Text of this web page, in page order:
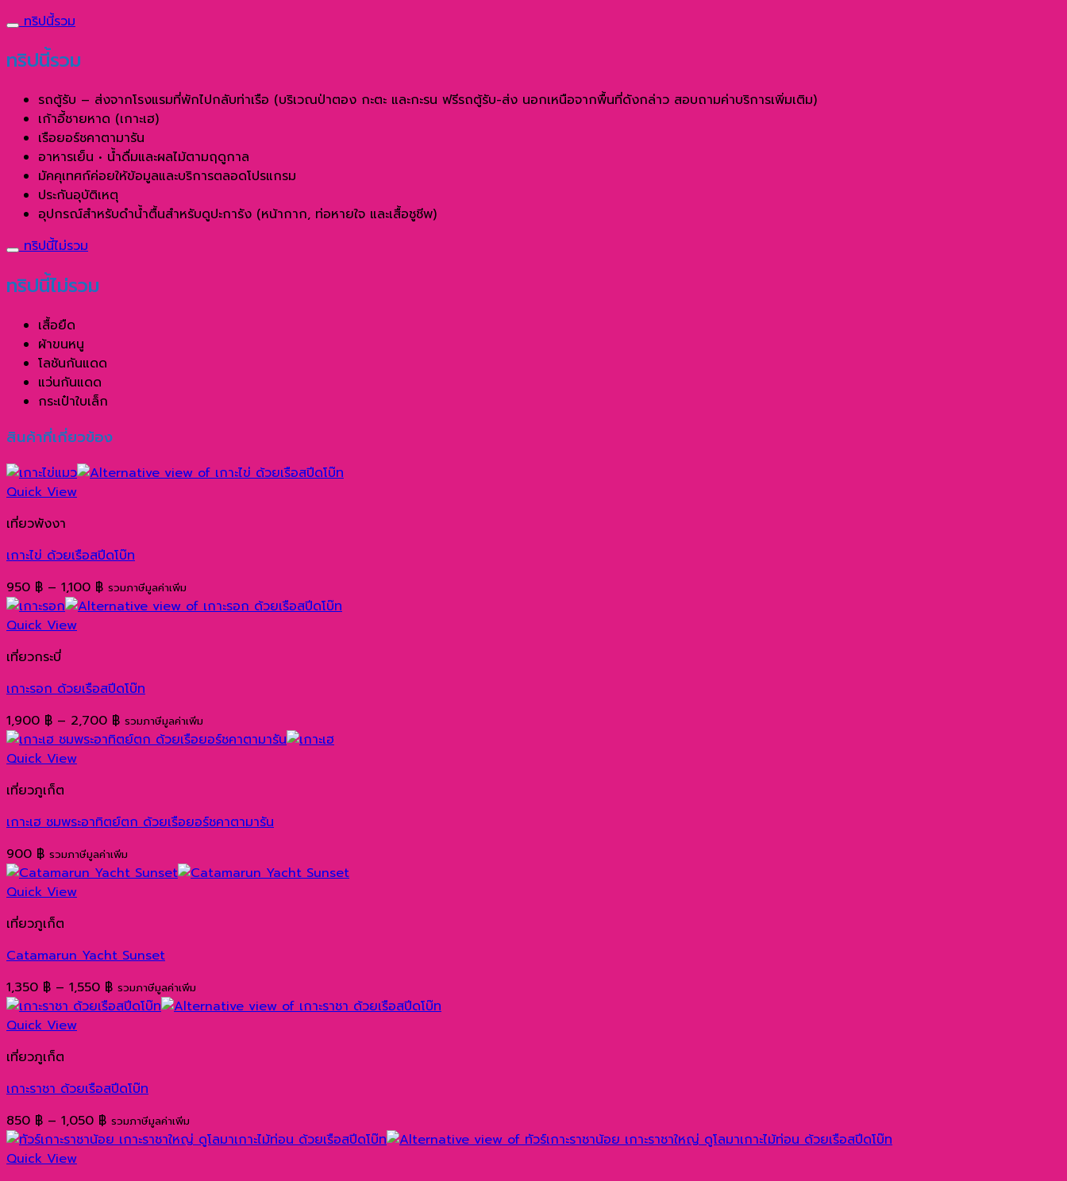
ทริปนี้รวม
ทริปนี้รวม
รถตู้รับ – ส่งจากโรงแรมที่พักไปกลับท่าเรือ (บริเวณป่าตอง กะตะ และกะรน ฟรีรถตู้รับ-ส่ง นอกเหนือจากพื้นที่ดังกล่าว สอบถามค่าบริการเพิ่มเติม)
เก้าอี้ชายหาด (เกาะเฮ)
เรือยอร์ชคาตามารัน
อาหารเย็น • น้ำดื่มและผลไม้ตามฤดูกาล
มัคคุเทศก์ค่อยให้ข้อมูลและบริการตลอดโปรแกรม
ประกันอุบัติเหตุ
อุปกรณ์สำหรับดำน้ำตื้นสำหรับดูปะการัง (หน้ากาก, ท่อหายใจ และเสื้อชูชีพ)
ทริปนี้ไม่รวม
ทริปนี้ไม่รวม
เสื้อยืด
ผ้าขนหนู
โลชันกันแดด
แว่นกันแดด
กระเป๋าใบเล็ก
สินค้าที่เกี่ยวข้อง
Quick View
เที่ยวพังงา
เกาะไข่ ด้วยเรือสปีดโบ๊ท
950 ฿ – 1,100 ฿Price
range:
รวมภาษีมูลค่าเพิ่ม
Quick View
เที่ยวกระบี่
เกาะรอก ด้วยเรือสปีดโบ๊ท
1,900 ฿ – 2,700 ฿Price
range:
รวมภาษีมูลค่าเพิ่ม
Quick View
เที่ยวภูเก็ต
เกาะเฮ ชมพระอาทิตย์ตก ด้วยเรือยอร์ชคาตามารัน
900 ฿ รวมภาษีมูลค่าเพิ่ม
Quick View
เที่ยวภูเก็ต
Catamarun Yacht Sunset
1,350 ฿ – 1,550 ฿Price
range:
รวมภาษีมูลค่าเพิ่ม
Quick View
เที่ยวภูเก็ต
เกาะราชา ด้วยเรือสปีดโบ๊ท
850 ฿ – 1,050 ฿Price
range:
รวมภาษีมูลค่าเพิ่ม
Quick View